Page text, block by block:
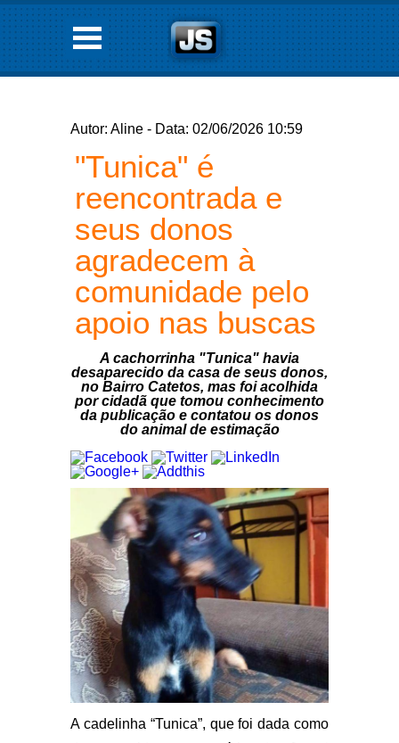
Autor: Aline - Data: 02/06/2026 10:59
"Tunica" é
reencontrada e
seus donos
agradecem à
comunidade pelo
apoio nas buscas
A cachorrinha "Tunica" havia
desaparecido da casa de seus donos,
no Bairro Catetos, mas foi acolhida
por cidadã que tomou conhecimento
da publicação e contatou os donos
do animal de estimação
A cadelinha “Tunica”, que foi dada como